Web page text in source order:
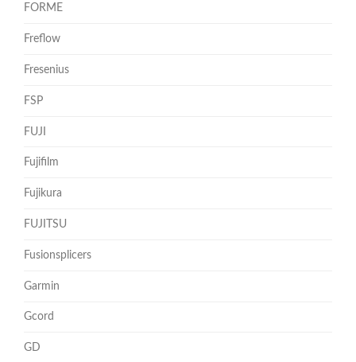
FORME
Freflow
Fresenius
FSP
FUJI
Fujifilm
Fujikura
FUJITSU
Fusionsplicers
Garmin
Gcord
GD